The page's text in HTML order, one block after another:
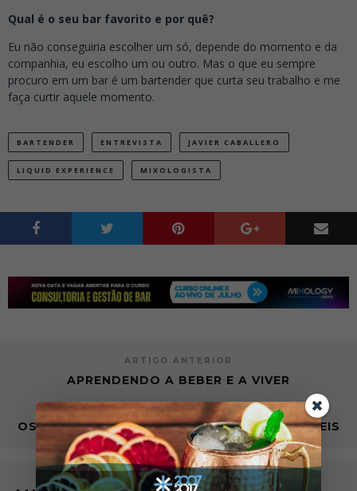
Qual é o seu bar favorito e por quê?
Eu não conseguiria escolher um só, depende do momento e da
companhia, eu escolho um ou outro. Mas o que eu sempre
procuro em um bar é um bartender que curta seu trabalho e me
faça curtir aquele momento.
BARTENDER ENTREVISTA JAVIER CABALLERO
LIQUID EXPERIENCE MIXOLOGISTA
ARTIGO ANTERIOR
APRENDENDO A BEBER E A VIVER
PRÓXIMO ARTIGO
OS 10 RECORDES DE BAR MAIS INACREDITÁVEIS